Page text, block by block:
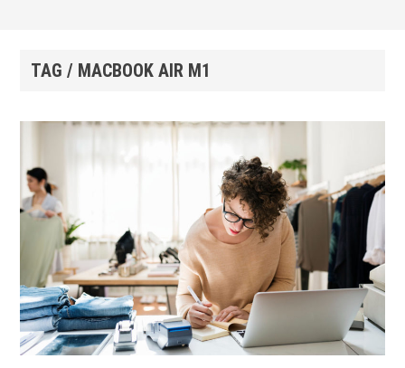
TAG / MACBOOK AIR M1